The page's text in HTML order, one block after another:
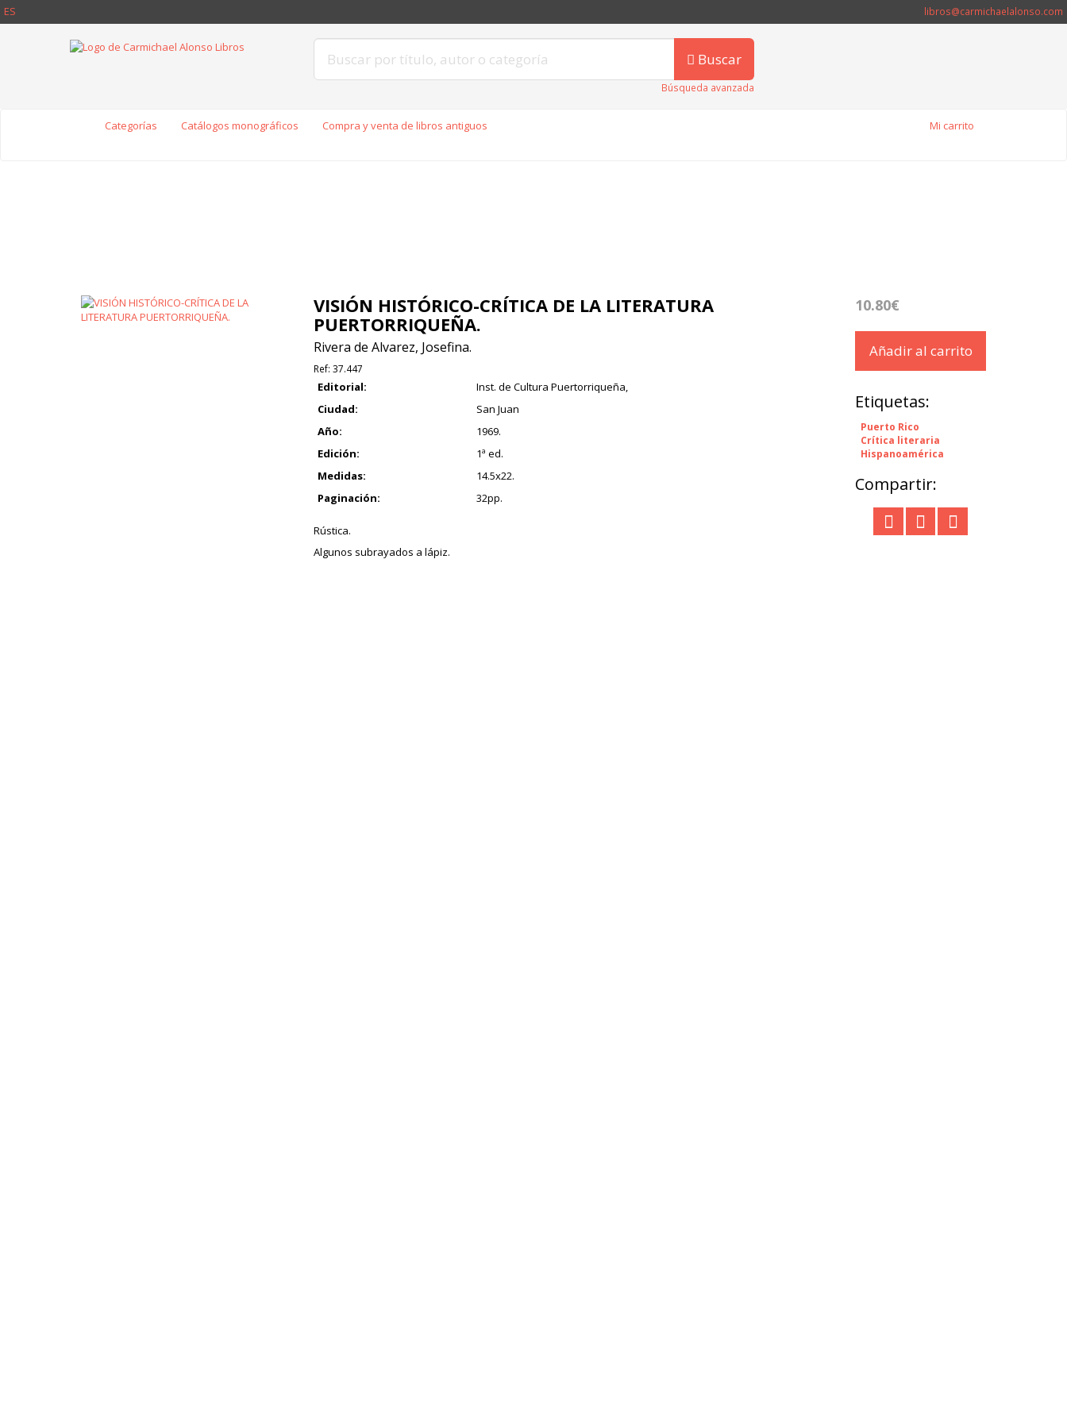
ES libros@carmichaelalonso.com
Buscar
Búsqueda avanzada
Categorías Catálogos monográficos Compra y venta de libros antiguos Mi carrito
VISIÓN HISTÓRICO-CRÍTICA DE LA LITERATURA
PUERTORRIQUEÑA.
Rivera de Alvarez, Josefina.
Ref: 37.447
Editorial:
Inst. de Cultura Puertorriqueña,
Ciudad:
San Juan
Año:
1969.
Edición:
1ª ed.
Medidas:
14.5x22.
Paginación:
32pp.
Rústica.
Algunos subrayados a lápiz.
10.80€
Añadir al carrito
Etiquetas:
Puerto Rico
Crítica literaria
Hispanoamérica
Compartir: